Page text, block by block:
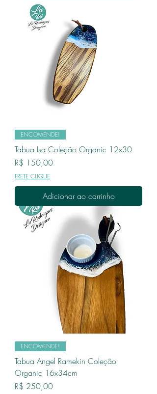
ENCOMENDE!
Tabua Isa Coleção Organic 12x30
Preço
R$ 150,00
FRETE CLIQUE
Adicionar ao carrinho
ENCOMENDE!
Tabua Angel Ramekin Coleção
Organic 16x34cm
Preço
R$ 250,00